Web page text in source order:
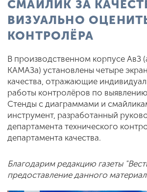
СМАЙЛИК ЗА
ВИЗУАЛЬНО
КОНТРОЛЁРА
В производственном корпусе АвЗ
КАМАЗа) установлены четыре
качества, отражающие
работы контролёров по
Стенды с диаграммами и
инструмент, разработанный
департамента технического
департамента качества.
Благодарим редакцию газеты
предоставление данного